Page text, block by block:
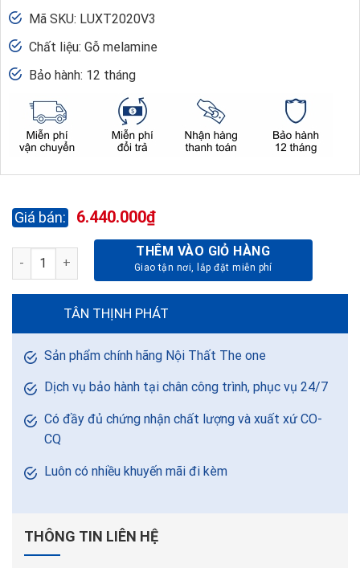
Mã SKU: LUXT2020V3
Chất liệu: Gỗ melamine
Bảo hành: 12 tháng
6.440.000₫
TỦ LÃNH ĐẠO LUXURY LUXT2020V3 số lượng
THÊM VÀO GIỎ HÀNG
TÂN THỊNH PHÁT
Sản phẩm chính hãng Nội Thất The one
Dịch vụ bảo hành tại chân công trình, phục vụ 24/7
Có đầy đủ chứng nhận chất lượng và xuất xứ CO-
CQ
Luôn có nhiều khuyến mãi đi kèm
THÔNG TIN LIÊN HỆ